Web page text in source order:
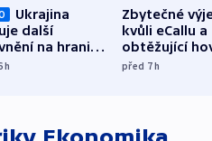
Ukrajina
další
na hranici
h
Zbytečné
kvůli eCallu a
obtěžující
zdržují
před 7h